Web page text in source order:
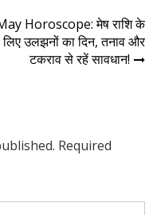
Horoscope: मेष राशि के
लिए उलझनों का दिन, तनाव और
टकराव से रहें सावधान!
Required